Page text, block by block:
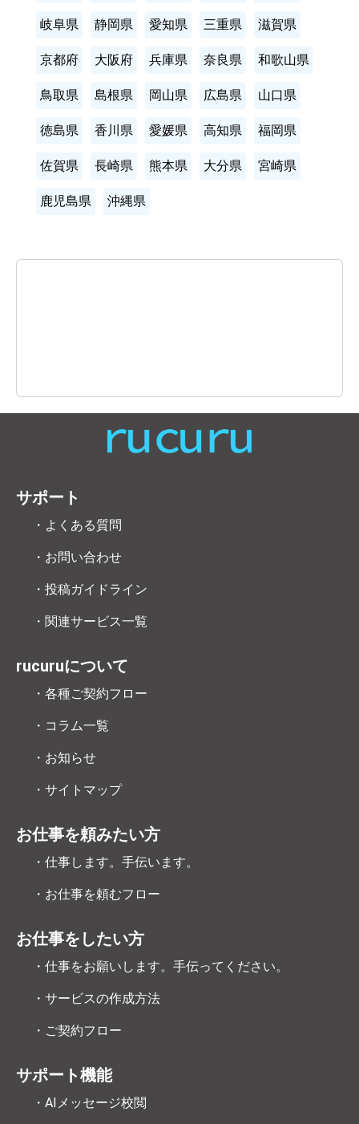
岐阜県 静岡県 愛知県 三重県 滋賀県
京都府 大阪府 兵庫県 奈良県 和歌山県
鳥取県 島根県 岡山県 広島県 山口県
徳島県 香川県 愛媛県 高知県 福岡県
佐賀県 長崎県 熊本県 大分県 宮崎県
鹿児島県 沖縄県
サポート
・よくある質問
・お問い合わせ
・投稿ガイドライン
・関連サービス一覧
rucuruについて
・各種ご契約フロー
・コラム一覧
・お知らせ
・サイトマップ
お仕事を頼みたい方
・仕事します。手伝います。
・お仕事を頼むフロー
お仕事をしたい方
・仕事をお願いします。手伝ってください。
・サービスの作成方法
・ご契約フロー
サポート機能
・AIメッセージ校閲